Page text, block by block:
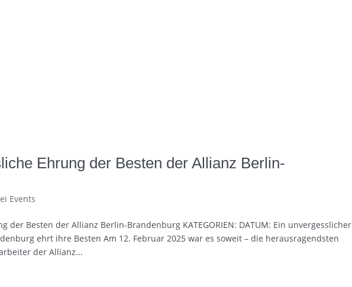
Ehrung der Besten der Allianz Berlin-
Events
der Besten der Allianz Berlin-Brandenburg KATEGORIEN: DATUM: Ein unvergesslicher
ehrt ihre Besten Am 12. Februar 2025 war es soweit – die herausragendsten
der Allianz...